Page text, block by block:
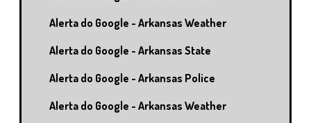
Alerta do Google - Arkansas Weather
Alerta do Google - Arkansas State
Alerta do Google - Arkansas Police
Alerta do Google - Arkansas Weather